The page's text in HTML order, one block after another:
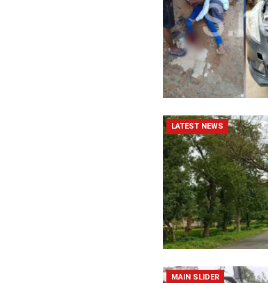
LATEST NEWS
MAIN SLIDER